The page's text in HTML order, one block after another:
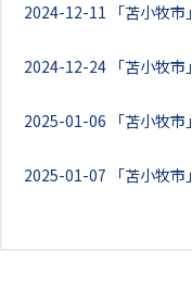
2024-12-11 「苫小牧
2024-12-24 「苫小牧
2025-01-06 「苫小牧
2025-01-07 「苫小牧